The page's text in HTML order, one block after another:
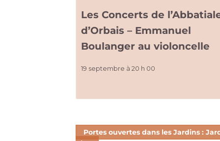
Les Concerts de
d’Orbais – Emmanuel
Boulanger au violoncelle
19 septembre à 20 h 00
Portes ouvertes dans les Jardins :